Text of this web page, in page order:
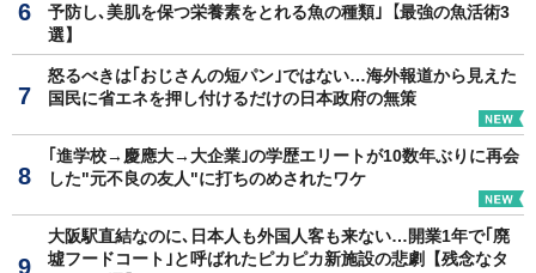
予防し､美肌を保つ栄養素をとれる魚の種類｣【最強の魚活術3
選】
怒るべきは｢おじさんの短パン｣ではない…海外報道から見えた
国民に省エネを押し付けるだけの日本政府の無策
｢進学校→慶應大→大企業｣の学歴エリートが10数年ぶりに再会
した"元不良の友人"に打ちのめされたワケ
大阪駅直結なのに､日本人も外国人客も来ない…開業1年で｢廃
墟フードコート｣と呼ばれたピカピカ新施設の悲劇【残念なタ